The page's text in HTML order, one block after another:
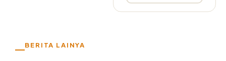
BERITA LAINYA